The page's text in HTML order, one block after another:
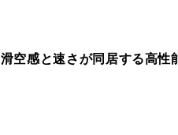
空感と速さが同居する高性